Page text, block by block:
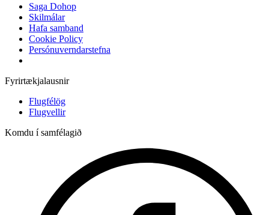
Saga Dohop
Skilmálar
Hafa samband
Cookie Policy
Persónuverndarstefna
Fyrirtækjalausnir
Flugfélög
Flugvellir
Komdu í samfélagið